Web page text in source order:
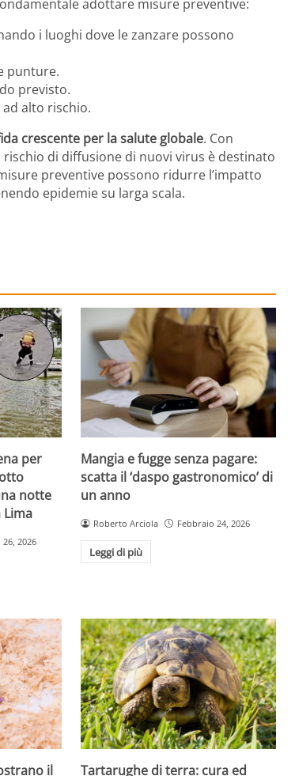
adottare misure preventive:
i luoghi dove le zanzare possono
punture.
previsto.
alto rischio.
crescente per la salute globale. Con
di diffusione di nuovi virus è destinato
preventive possono ridurre l’impatto
epidemie su larga scala.
per
notte
2026
Mangia e fugge senza pagare:
scatta il ‘daspo gastronomico’ di
un anno
Roberto Arciola Febbraio 24, 2026
Leggi di più
il Tartarughe di terra: cura ed